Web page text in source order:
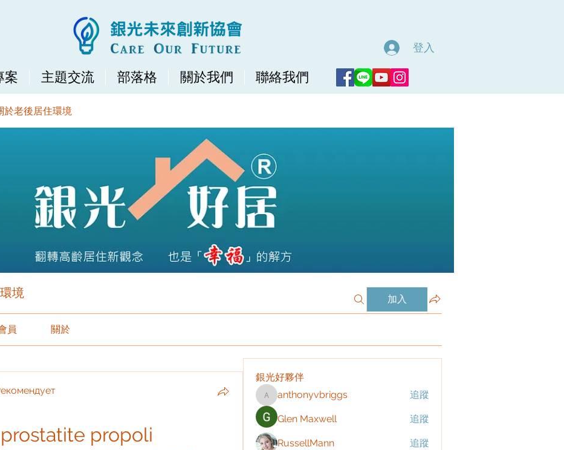
案 主題交流 部落格 關於我們 聯絡我們
登入
於老後居住環境
境 加入
員 關於
propoli
銀光好夥伴
anthonyvbriggs
anthonyvbriggs 追蹤
Glen Maxwell 追蹤
RussellMann 追蹤